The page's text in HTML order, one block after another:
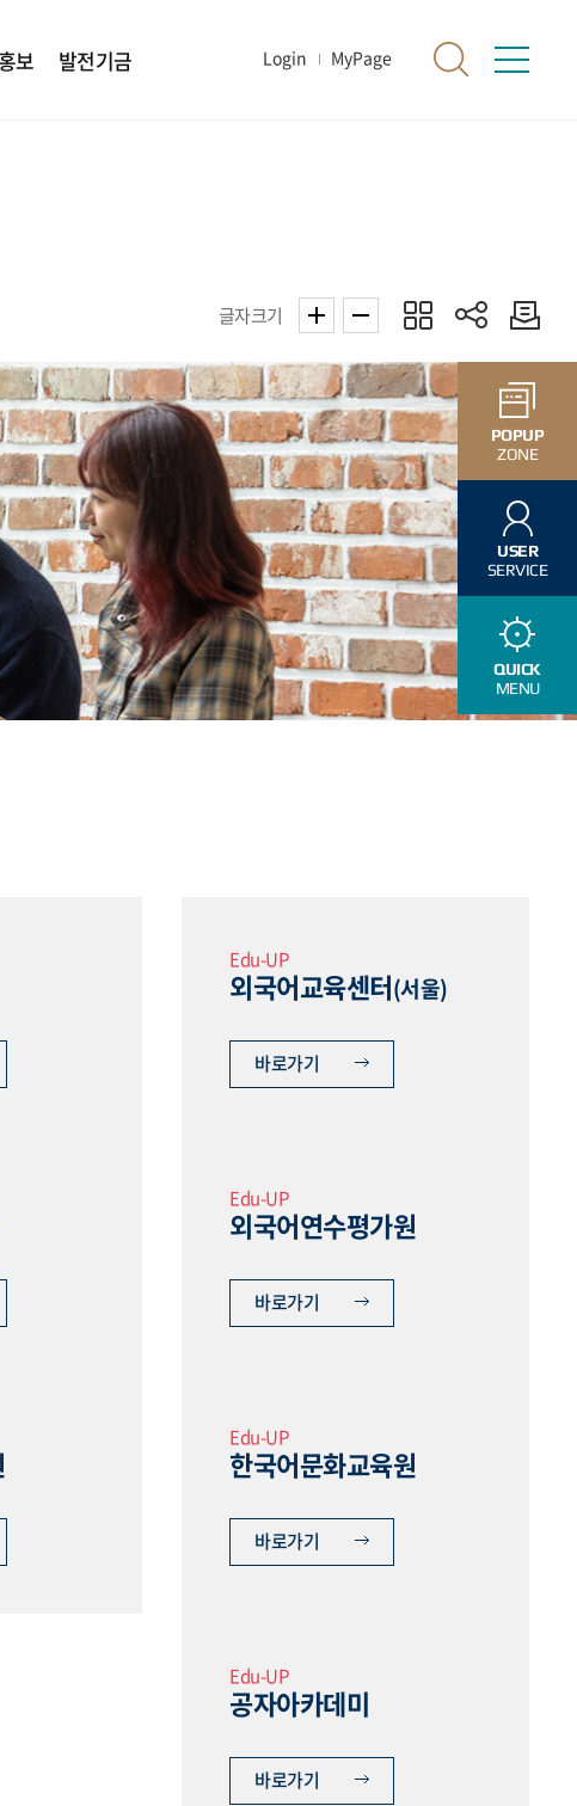
보 발전기금 Login MyPage
POPUP
ZONE
USER
SERVICE
QUICK
MENU
글자크기
Edu-UP
외국어교육센터(서울)
바로가기
Edu-UP
외국어연수평가원
바로가기
Edu-UP
한국어문화교육원
바로가기
Edu-UP
공자아카데미
바로가기